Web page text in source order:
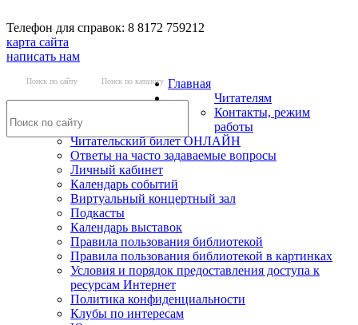
Телефон для справок: 8 8172 759212
карта сайта
написать нам
Поиск по сайту Поиск по каталогу Главная
Читателям
Контакты, режим
работы
Читательский билет ОНЛАЙН
Ответы на часто задаваемые вопросы
Личный кабинет
Календарь событий
Виртуальный концертный зал
Подкасты
Календарь выставок
Правила пользования библиотекой
Правила пользования библиотекой в картинках
Условия и порядок предоставления доступа к
ресурсам Интернет
Политика конфиденциальности
Клубы по интересам